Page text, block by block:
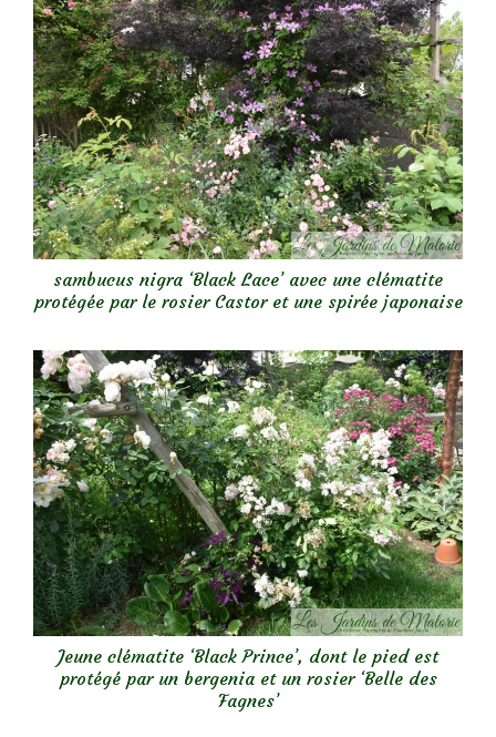
sambucus nigra ‘Black Lace’ avec une clématite
protégée par le rosier Castor et une spirée japonaise
Jeune clématite ‘Black Prince’, dont le pied est
protégé par un bergenia et un rosier ‘Belle des
Fagnes’